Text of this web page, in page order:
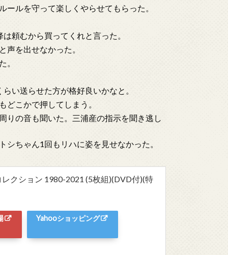
ルを守って楽しくやらせてもらった。
頼むから買ってくれと言った。
声を出せなかった。
。
い送らせた方が格好良いかなと。
どこかで押してしまう。
りの音も聞いた。三浦産の指示を聞き逃し
ちゃん1回もリハに姿を見せなかった。
クション 1980-2021 (5枚組)(DVD付)(特
Yahooショッピング